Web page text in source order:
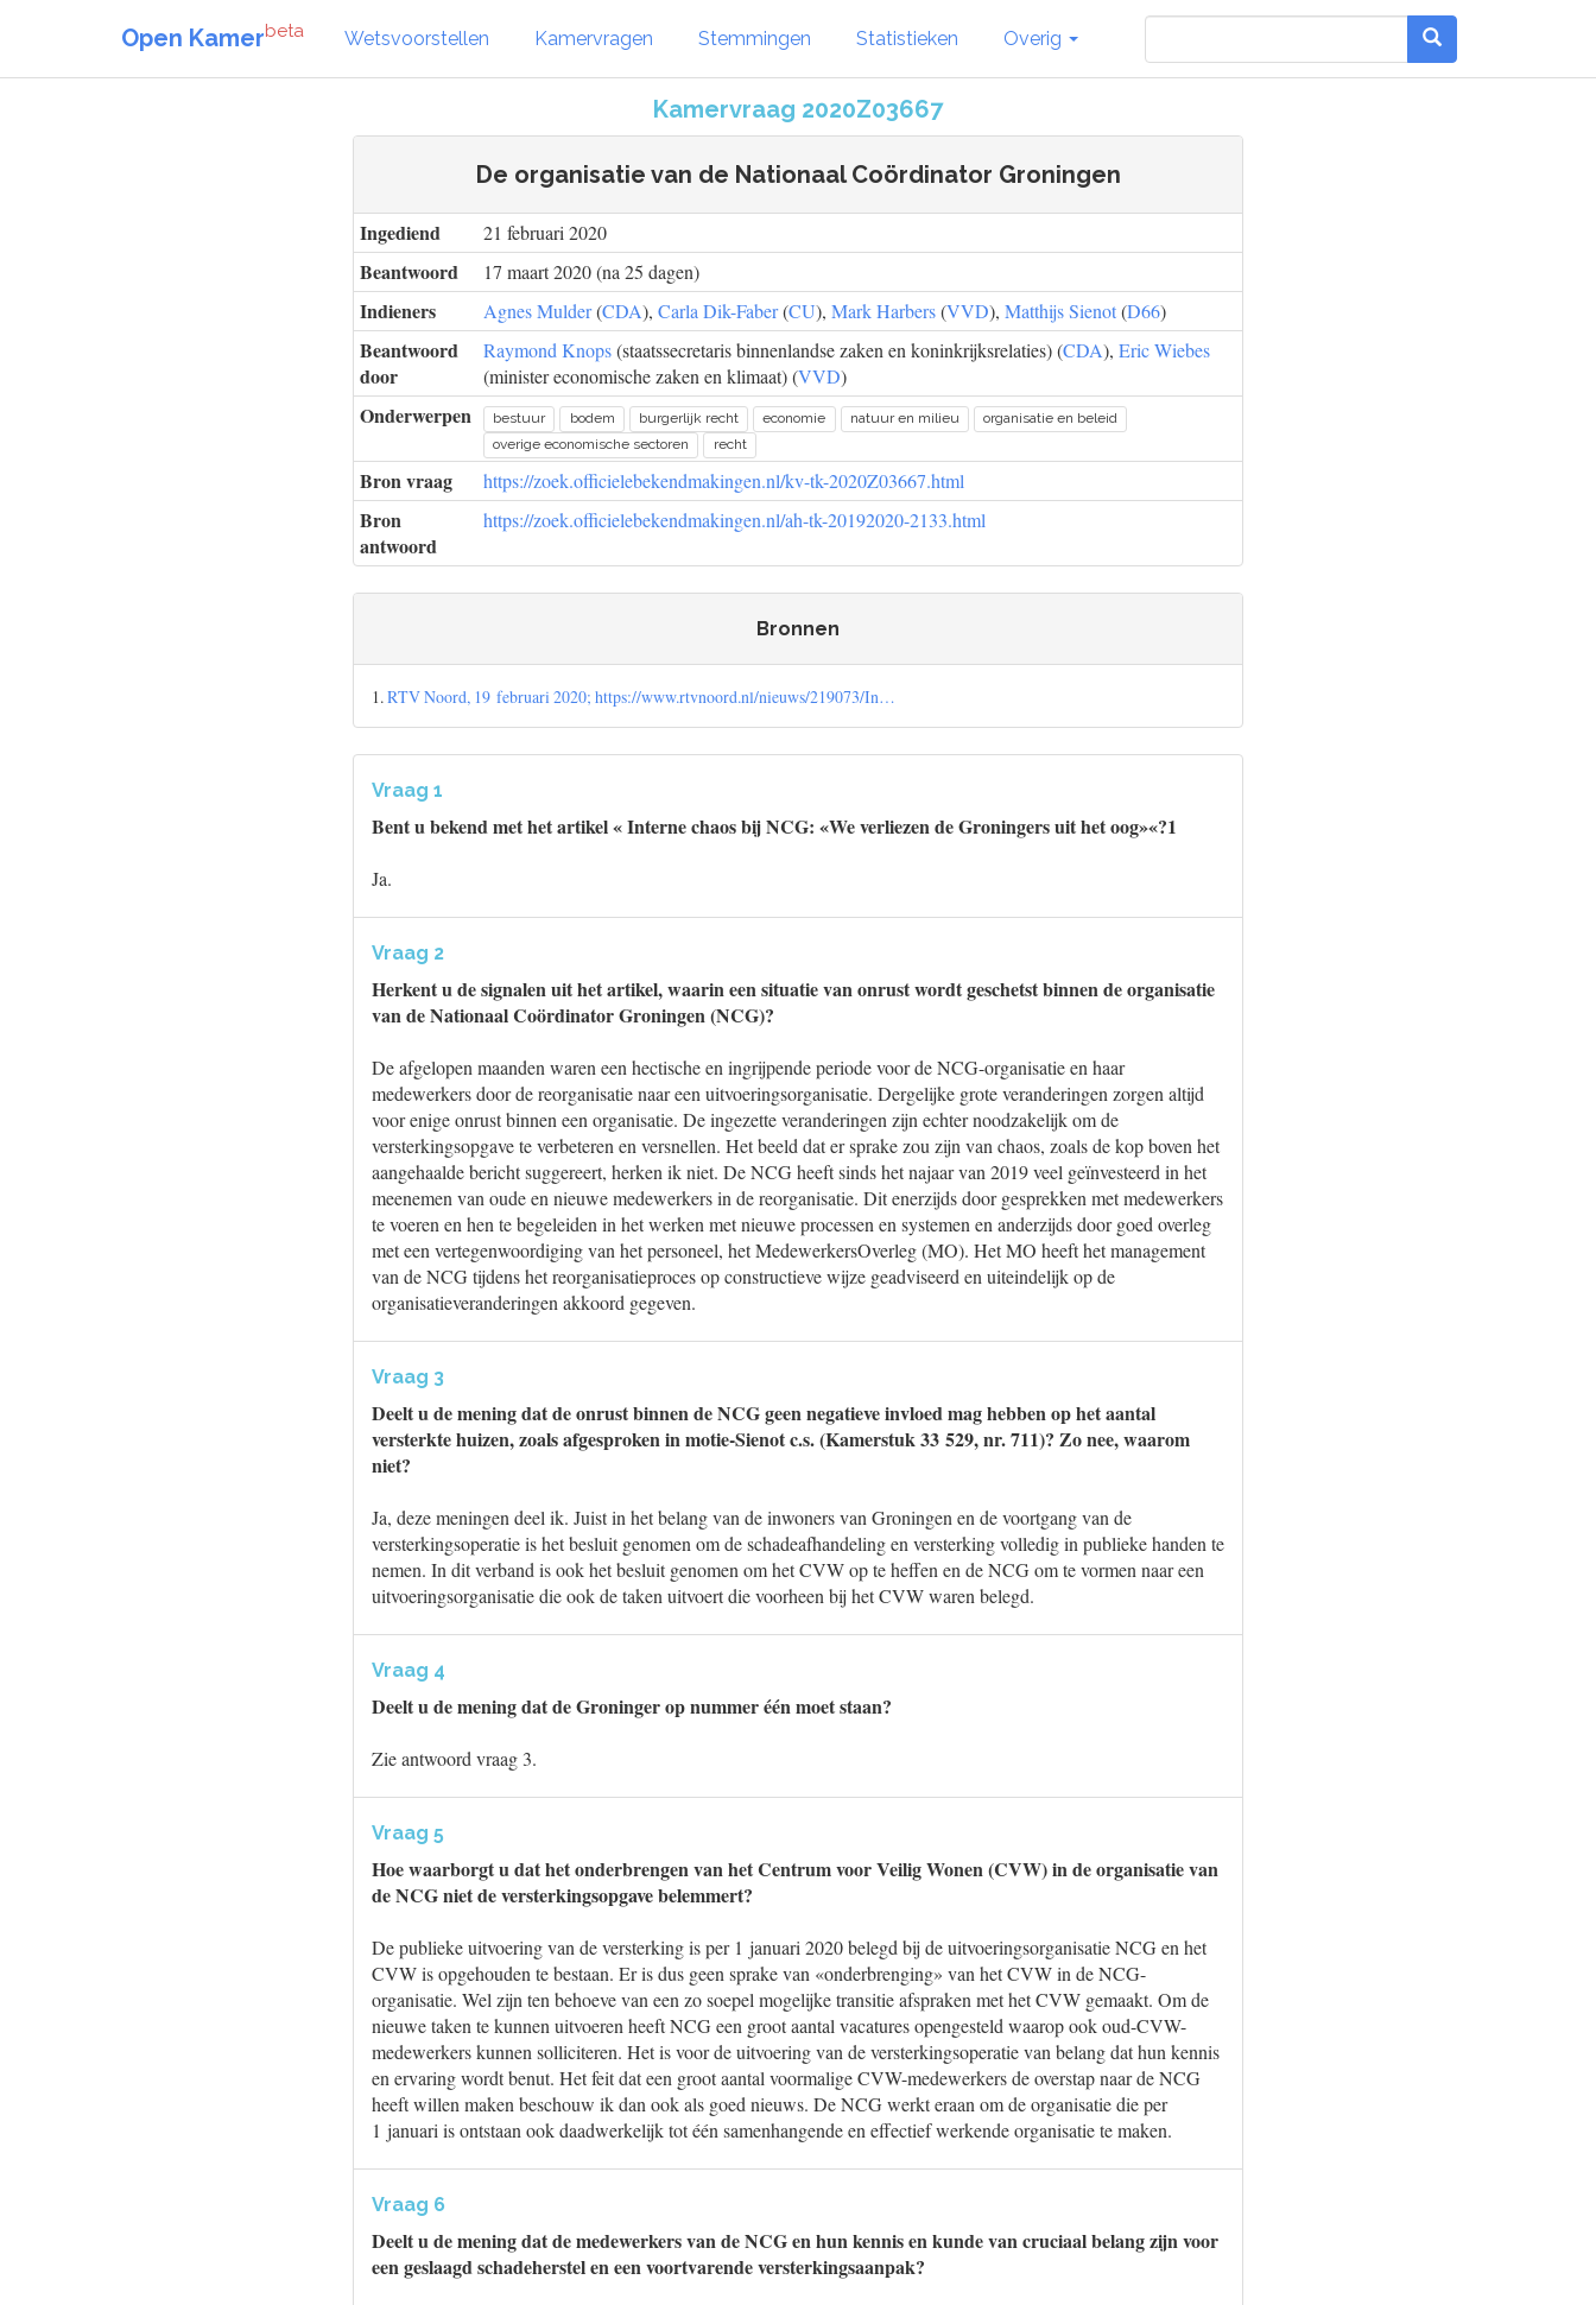
Open Kamerbeta Wetsvoorstellen Kamervragen Stemmingen Statistieken Overig
Kamervraag 2020Z03667
De organisatie van de Nationaal Coördinator Groningen
Ingediend 21 februari 2020
Beantwoord 17 maart 2020 (na 25 dagen)
Indieners Agnes Mulder(CDA), Carla Dik-Faber(CU), Mark Harbers(VVD), Matthijs Sienot(D66)
Beantwoord
door
Raymond Knops(staatssecretaris binnenlandse zaken en koninkrijksrelaties) (CDA), Eric Wiebes
(minister economische zaken en klimaat) (VVD)
Onderwerpen bestuur bodem burgerlijk recht economie natuur en milieu
organisatie en beleid
overige economische sectoren
recht
Bron vraag https://zoek.officielebekendmakingen.nl/kv-tk-2020Z03667.html
Bron
antwoord
https://zoek.officielebekendmakingen.nl/ah-tk-20192020-2133.html
Bronnen
1.RTV Noord, 19 februari 2020; https://www.rtvnoord.nl/nieuws/219073/In…
Vraag 1
Bent u bekend met het artikel « Interne chaos bij NCG: «We verliezen de Groningers uit het oog»«?1
Ja.
Vraag 2
Herkent u de signalen uit het artikel, waarin een situatie van onrust wordt geschetst binnen de organisatie
van de Nationaal Coördinator Groningen (NCG)?
De afgelopen maanden waren een hectische en ingrijpende periode voor de NCG-organisatie en haar
medewerkers door de reorganisatie naar een uitvoeringsorganisatie. Dergelijke grote veranderingen zorgen altijd
voor enige onrust binnen een organisatie. De ingezette veranderingen zijn echter noodzakelijk om de
versterkingsopgave te verbeteren en versnellen. Het beeld dat er sprake zou zijn van chaos, zoals de kop boven het
aangehaalde bericht suggereert, herken ik niet. De NCG heeft sinds het najaar van 2019 veel geïnvesteerd in het
meenemen van oude en nieuwe medewerkers in de reorganisatie. Dit enerzijds door gesprekken met medewerkers
te voeren en hen te begeleiden in het werken met nieuwe processen en systemen en anderzijds door goed overleg
met een vertegenwoordiging van het personeel, het MedewerkersOverleg (MO). Het MO heeft het management
van de NCG tijdens het reorganisatieproces op constructieve wijze geadviseerd en uiteindelijk op de
organisatieveranderingen akkoord gegeven.
Vraag 3
Deelt u de mening dat de onrust binnen de NCG geen negatieve invloed mag hebben op het aantal
versterkte huizen, zoals afgesproken in motie-Sienot c.s. (Kamerstuk 33 529, nr. 711)? Zo nee, waarom
niet?
Ja, deze meningen deel ik. Juist in het belang van de inwoners van Groningen en de voortgang van de
versterkingsoperatie is het besluit genomen om de schadeafhandeling en versterking volledig in publieke handen te
nemen. In dit verband is ook het besluit genomen om het CVW op te heffen en de NCG om te vormen naar een
uitvoeringsorganisatie die ook de taken uitvoert die voorheen bij het CVW waren belegd.
Vraag 4
Deelt u de mening dat de Groninger op nummer één moet staan?
Zie antwoord vraag 3.
Vraag 5
Hoe waarborgt u dat het onderbrengen van het Centrum voor Veilig Wonen (CVW) in de organisatie van
de NCG niet de versterkingsopgave belemmert?
De publieke uitvoering van de versterking is per 1 januari 2020 belegd bij de uitvoeringsorganisatie NCG en het
CVW is opgehouden te bestaan. Er is dus geen sprake van «onderbrenging» van het CVW in de NCG-
organisatie. Wel zijn ten behoeve van een zo soepel mogelijke transitie afspraken met het CVW gemaakt. Om de
nieuwe taken te kunnen uitvoeren heeft NCG een groot aantal vacatures opengesteld waarop ook oud-CVW-
medewerkers kunnen solliciteren. Het is voor de uitvoering van de versterkingsoperatie van belang dat hun kennis
en ervaring wordt benut. Het feit dat een groot aantal voormalige CVW-medewerkers de overstap naar de NCG
heeft willen maken beschouw ik dan ook als goed nieuws. De NCG werkt eraan om de organisatie die per
1 januari is ontstaan ook daadwerkelijk tot één samenhangende en effectief werkende organisatie te maken.
Vraag 6
Deelt u de mening dat de medewerkers van de NCG en hun kennis en kunde van cruciaal belang zijn voor
een geslaagd schadeherstel en een voortvarende versterkingsaanpak?